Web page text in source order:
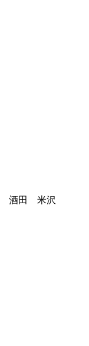
酒田 米沢